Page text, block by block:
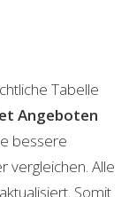
Tabelle
Angeboten
bessere
vergleichen. Alle
Somit